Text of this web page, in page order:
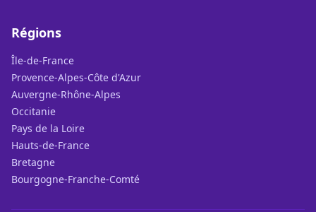
Régions
Île-de-France
Provence-Alpes-Côte d'Azur
Auvergne-Rhône-Alpes
Occitanie
Pays de la Loire
Hauts-de-France
Bretagne
Bourgogne-Franche-Comté